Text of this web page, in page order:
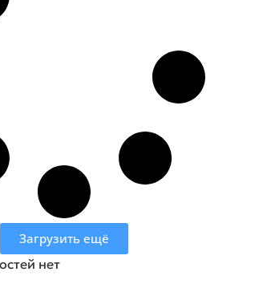
Загрузить ещё
нет